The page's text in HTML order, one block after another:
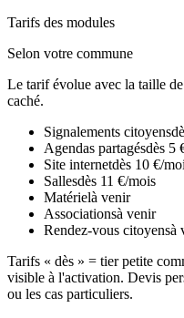
Tarifs des modules
Selon votre commune
Le tarif évolue avec la taille
caché.
Signalements citoyens
Agendas partagésdès 5
Site internetdès 10 €/
Sallesdès 11 €/mois
Matérielà venir
Associationsà venir
Rendez-vous citoyensà
Tarifs « dès » = tier petite
visible à l'activation. Devis
ou les cas particuliers.